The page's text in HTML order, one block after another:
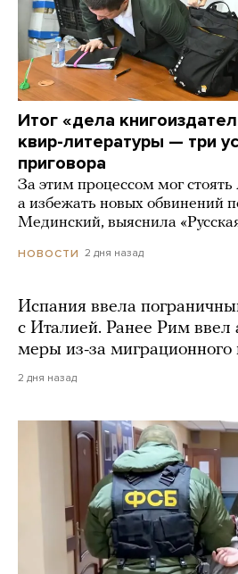
Итог «дела
квир-литературы — три
приговора
За этим процессом мог
а избежать новых обвинений
Мединский, выяснила
НОВОСТИ 2 дня назад
Испания ввела
с Италией. Ранее Рим ввел
меры из-за миграционного
2 дня назад